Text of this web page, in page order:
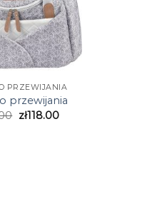
PRZEWIJANIA
przewijania
zł118.00